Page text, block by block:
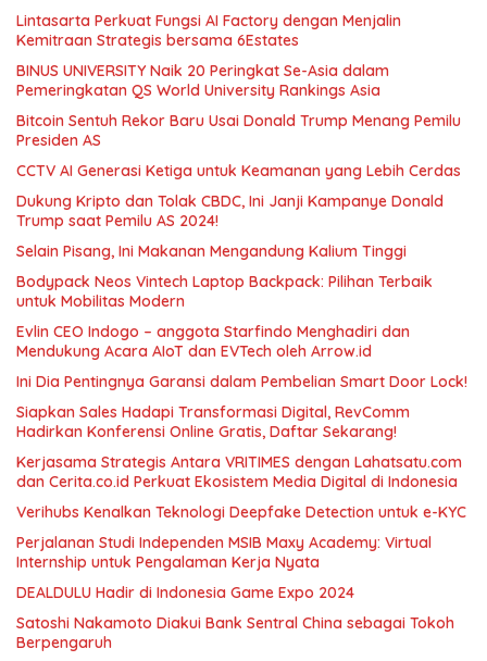
Lintasarta Perkuat Fungsi AI Factory dengan Menjalin
Kemitraan Strategis bersama 6Estates
BINUS UNIVERSITY Naik 20 Peringkat Se-Asia dalam
Pemeringkatan QS World University Rankings Asia
Bitcoin Sentuh Rekor Baru Usai Donald Trump Menang Pemilu
Presiden AS
CCTV AI Generasi Ketiga untuk Keamanan yang Lebih Cerdas
Dukung Kripto dan Tolak CBDC, Ini Janji Kampanye Donald
Trump saat Pemilu AS 2024!
Selain Pisang, Ini Makanan Mengandung Kalium Tinggi
Bodypack Neos Vintech Laptop Backpack: Pilihan Terbaik
untuk Mobilitas Modern
Evlin CEO Indogo – anggota Starfindo Menghadiri dan
Mendukung Acara AIoT dan EVTech oleh Arrow.id
Ini Dia Pentingnya Garansi dalam Pembelian Smart Door Lock!
Siapkan Sales Hadapi Transformasi Digital, RevComm
Hadirkan Konferensi Online Gratis, Daftar Sekarang!
Kerjasama Strategis Antara VRITIMES dengan Lahatsatu.com
dan Cerita.co.id Perkuat Ekosistem Media Digital di Indonesia
Verihubs Kenalkan Teknologi Deepfake Detection untuk e-KYC
Perjalanan Studi Independen MSIB Maxy Academy: Virtual
Internship untuk Pengalaman Kerja Nyata
DEALDULU Hadir di Indonesia Game Expo 2024
Satoshi Nakamoto Diakui Bank Sentral China sebagai Tokoh
Berpengaruh